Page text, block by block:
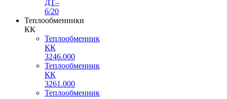
ДТ–
6/20
Теплообменники
КК
Теплообменник
КК
3246.000
Теплообменник
КК
3261.000
Теплообменник